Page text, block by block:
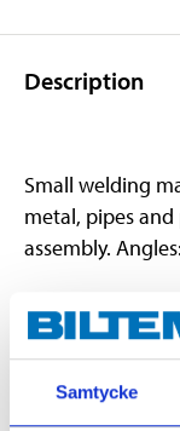
Samtycke
Description
Small welding
metal, pipes
assembly.
Technical